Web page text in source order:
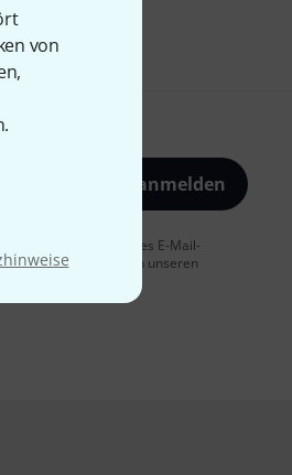
von
Jetzt anmelden
und einer Messung des E-Mail-
finden Sie in unseren